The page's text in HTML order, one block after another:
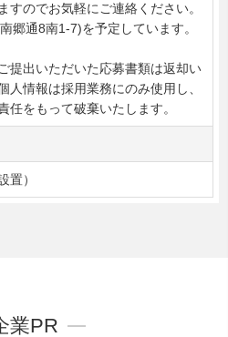
すのでお気軽にご連絡ください。
郷通8南1-7)を予定しています。
提出いただいた応募書類は返却い
人情報は採用業務にのみ使用し、
任をもって破棄いたします。
置）
業PR